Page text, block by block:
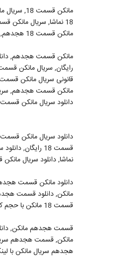
مانکن قسمت 18 هجدهم, سریال مانکن قسمت 18 آنلاین
مانکن قسمت هجدهم,
قانونی سریال مانکن
مانکن قسمت هجدهم,
دانلود سریال مانکن
نماشا, دانلود سریال مانکن قسمت 18 تماشا, دانلود سریال مانکن قسمت 18 دیدستان, دانلود
دانلود مانکن قسمت
قسمت 18 مانکن با حجم کم, قسمت 18 مانکن رایگان
قسمت هجدهم مانکن,
مانکن, قسمت هجدهم
هجدهم سریال مانکن با